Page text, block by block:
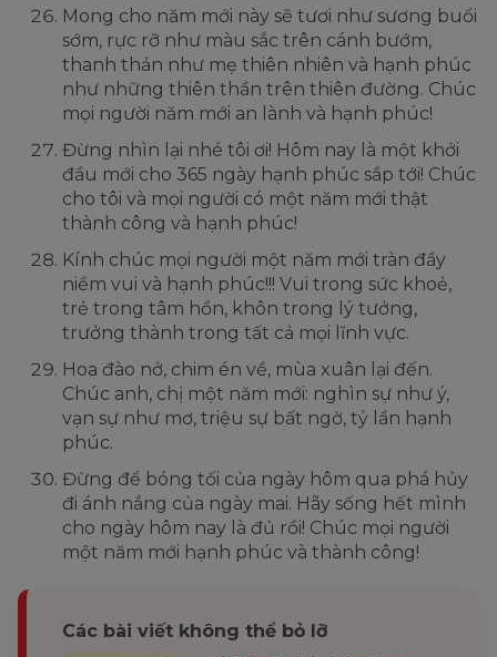
Mong cho năm mới này sẽ tươi như sương buổi
sớm, rực rỡ như màu sắc trên cánh bướm,
thanh thản như mẹ thiên nhiên và hạnh phúc
như những thiên thần trên thiên đường. Chúc
mọi người năm mới an lành và hạnh phúc!
Đừng nhìn lại nhé tôi ơi! Hôm nay là một khởi
đầu mới cho 365 ngày hạnh phúc sắp tới! Chúc
cho tôi và mọi người có một năm mới thật
thành công và hạnh phúc!
Kính chúc mọi người một năm mới tràn đầy
niềm vui và hạnh phúc!!! Vui trong sức khoẻ,
trẻ trong tâm hồn, khôn trong lý tưởng,
trưởng thành trong tất cả mọi lĩnh vực.
Hoa đào nở, chim én về, mùa xuân lại đến.
Chúc anh, chị một năm mới: nghìn sự như ý,
vạn sự như mơ, triệu sự bất ngờ, tỷ lần hạnh
phúc.
Đừng để bóng tối của ngày hôm qua phá hủy
đi ánh nắng của ngày mai. Hãy sống hết mình
cho ngày hôm nay là đủ rồi! Chúc mọi người
một năm mới hạnh phúc và thành công!
Các bài viết không thể bỏ lỡ